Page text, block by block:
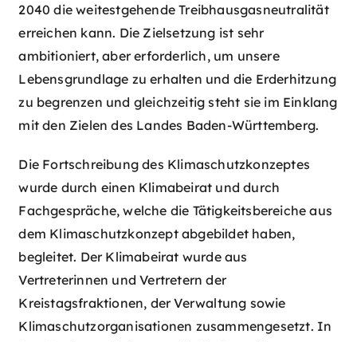
2040 die weitestgehende Treibhausgasneutralität
erreichen kann. Die Zielsetzung ist sehr
ambitioniert, aber erforderlich, um unsere
Lebensgrundlage zu erhalten und die Erderhitzung
zu begrenzen und gleichzeitig steht sie im Einklang
mit den Zielen des Landes Baden-Württemberg.
Die Fortschreibung des Klimaschutzkonzeptes
wurde durch einen Klimabeirat und durch
Fachgespräche, welche die Tätigkeitsbereiche aus
dem Klimaschutzkonzept abgebildet haben,
begleitet. Der Klimabeirat wurde aus
Vertreterinnen und Vertretern der
Kreistagsfraktionen, der Verwaltung sowie
Klimaschutzorganisationen zusammengesetzt. In